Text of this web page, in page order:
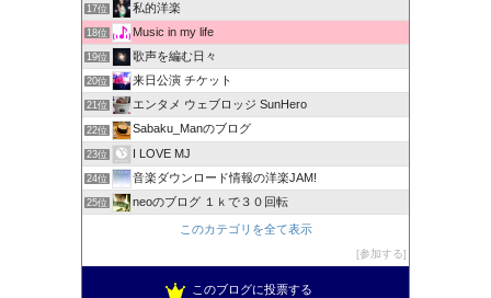
17位 私的洋楽
18位 Music in my life
19位 歌声を編む日々
20位 来日公演 チケット
21位 エンタメ ウェブロッジ SunHero
22位 Sabaku_Manのブログ
23位 I LOVE MJ
24位 音楽ダウンロード情報の洋楽JAM!
25位 neoのブログ １ｋで３０回転
このカテゴリを全て表示
参加する
このブログに投票する